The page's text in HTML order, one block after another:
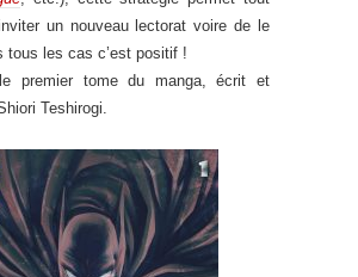
un nouveau lectorat voire de le
tous les cas c’est positif !
premier tome du manga, écrit et
Teshirogi.